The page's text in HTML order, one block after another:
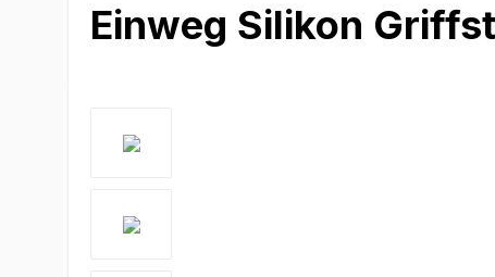
Einweg Silikon